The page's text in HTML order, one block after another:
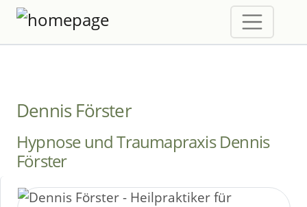
Dennis Förster
Hypnose und Traumapraxis Dennis
Förster